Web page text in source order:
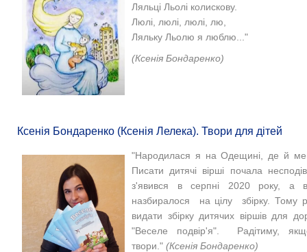
Ляльці Льолі колискову.
Люлі, люлі, люлі, лю,
Ляльку Льолю я люблю... "
(Ксенія Бондаренко)
Ксенія Бондаренко (Ксенія Лелека). Твори для дітей
"Народилася я на Одещині, де й
Писати дитячі вірші почала
з'явився в серпні 2020 року, а
назбиралося на цілу збірку. Тому
видати збірку дитячих віршів для
"Веселе подвір'я". Радітиму,
твори." (Ксенія Бондаренко)